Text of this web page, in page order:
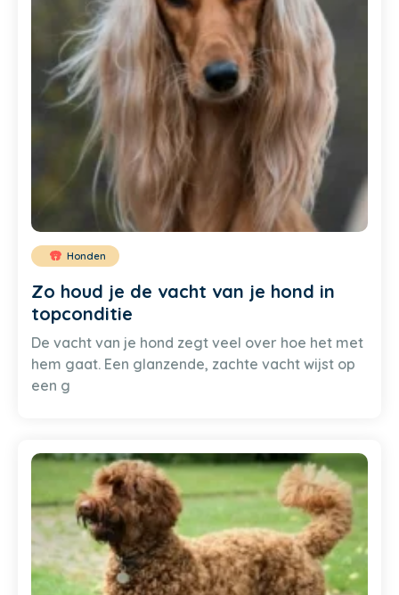
Honden
Zo houd je de vacht van je hond in
topconditie
De vacht van je hond zegt veel over hoe het met
hem gaat. Een glanzende, zachte vacht wijst op
een g